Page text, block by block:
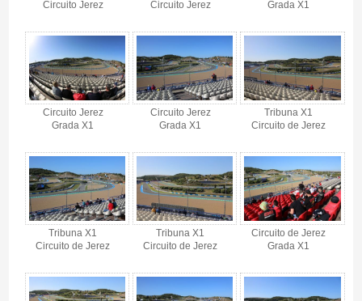
Circuito Jerez Circuito Jerez Grada X1
Circuito Jerez
Grada X1
Circuito Jerez
Grada X1
Tribuna X1
Circuito de Jerez
Tribuna X1
Circuito de Jerez
Tribuna X1
Circuito de Jerez
Circuito de Jerez
Grada X1